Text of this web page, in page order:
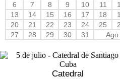
6
7 8 9 10 11
13
14 15 16 17 18
20
21 22 23 24 25
27
28 29 30 31 Ago
Catedral